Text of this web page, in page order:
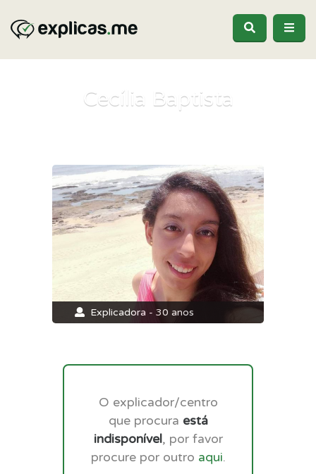
Cecília Baptista
Explicadora - 30 anos
O explicador/centro
que procura está
indisponível, por favor
procure por outro aqui.